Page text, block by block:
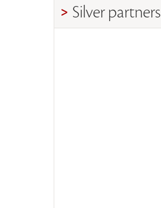
Silver partners